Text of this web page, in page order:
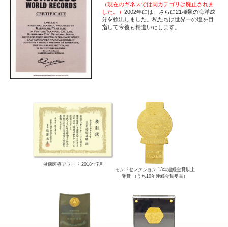
（現在のギネスでは同カテゴリは廃止されま
した。） 2002年には、さらに21種類の海洋成
分を検出しました。私たちは世界一の塩を目
指して今後も精進いたします。
健康医療アワード 2018年7月
モンドセレクション 13年連続金賞以上
受賞 （うち10年連続金賞受賞）